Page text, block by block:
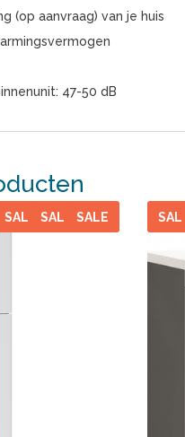
(op aanvraag) van je huis
47-50 dB
SALE SALE SALE SALE